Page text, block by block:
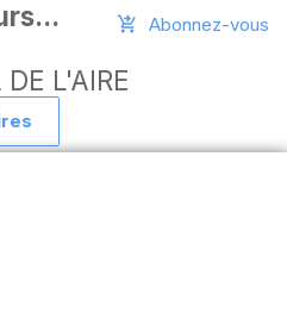
Abonnez-vous
DE L'AIRE